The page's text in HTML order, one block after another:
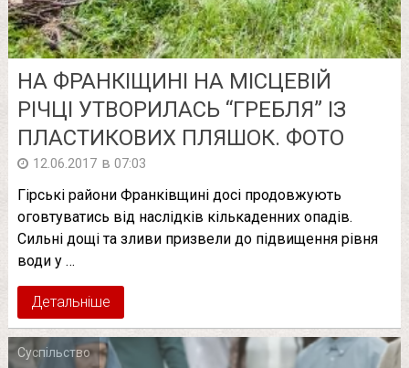
НА ФРАНКІЩИНІ НА МІСЦЕВІЙ
РІЧЦІ УТВОРИЛАСЬ “ГРЕБЛЯ” ІЗ
ПЛАСТИКОВИХ ПЛЯШОК. ФОТО
12.06.2017 в 07:03
Гірські райони Франківщині досі продовжують
оговтуватись від наслідків кількаденних опадів.
Сильні дощі та зливи призвели до підвищення рівня
води у …
Детальніше
Суспільство